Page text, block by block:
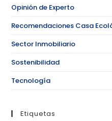
Opinión de Experto
Recomendaciones Casa
Sector Inmobiliario
Sostenibilidad
Tecnología
Etiquetas